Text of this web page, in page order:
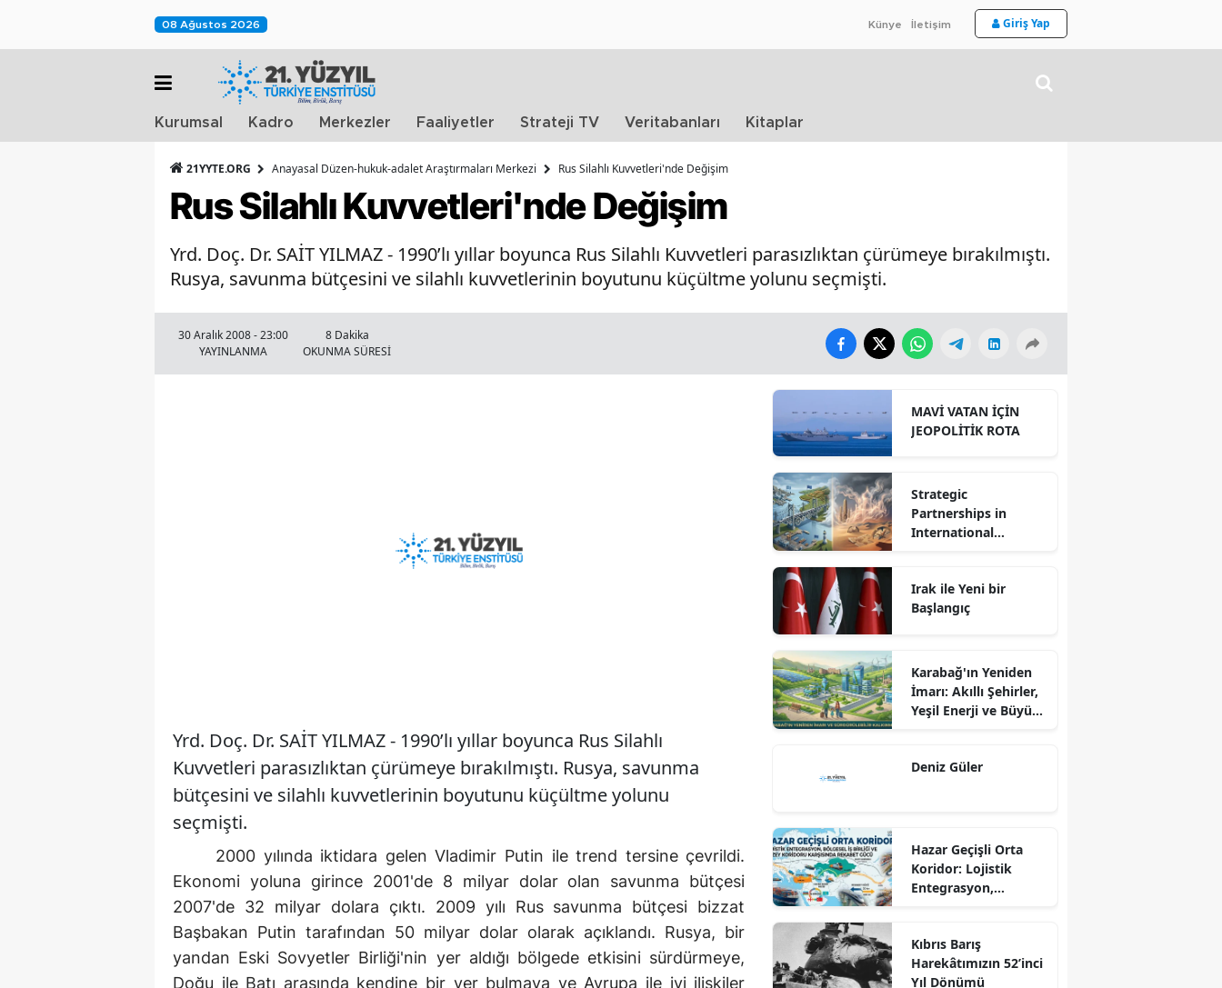
08 Ağustos 2026 Künye İletişim Giriş Yap
Kurumsal Kadro Merkezler Faaliyetler Strateji TV Veritabanları Kitaplar
21YYTE.ORG Anayasal Düzen-hukuk-adalet Araştırmaları Merkezi Rus Silahlı Kuvvetleri'nde Değişim
Rus Silahlı Kuvvetleri'nde Değişim
Yrd. Doç. Dr. SAİT YILMAZ - 1990’lı yıllar boyunca Rus Silahlı Kuvvetleri parasızlıktan çürümeye bırakılmıştı.
Rusya, savunma bütçesini ve silahlı kuvvetlerinin boyutunu küçültme yolunu seçmişti.
30 Aralık 2008 - 23:00
YAYINLANMA
8 Dakika
OKUNMA SÜRESİ
Yrd. Doç. Dr. SAİT YILMAZ - 1990’lı yıllar boyunca Rus Silahlı
Kuvvetleri parasızlıktan çürümeye bırakılmıştı. Rusya, savunma
bütçesini ve silahlı kuvvetlerinin boyutunu küçültme yolunu
seçmişti.
2000 yılında iktidara gelen Vladimir Putin ile trend tersine çevrildi.
Ekonomi yoluna girince 2001'de 8 milyar dolar olan savunma bütçesi
2007'de 32 milyar dolara çıktı. 2009 yılı Rus savunma bütçesi bizzat
Başbakan Putin tarafından 50 milyar dolar olarak açıklandı. Rusya, bir
yandan Eski Sovyetler Birliği'nin yer aldığı bölgede etkisini sürdürmeye,
Doğu ile Batı arasında kendine bir yer bulmaya ve Avrupa ile iyi ilişkiler
MAVİ VATAN İÇİN
JEOPOLİTİK ROTA
Strategic
Partnerships in
International
Irak ile Yeni bir
Başlangıç
Karabağ'ın Yeniden
İmarı: Akıllı Şehirler,
Yeşil Enerji ve Büyük
Sürdürülebilir
Deniz Güler
Hazar Geçişli Orta
Koridor: Lojistik
Entegrasyon,
Karşısında Rekabet
Gücü
Kıbrıs Barış
Harekâtımızın 52’inci
Yıl Dönümü